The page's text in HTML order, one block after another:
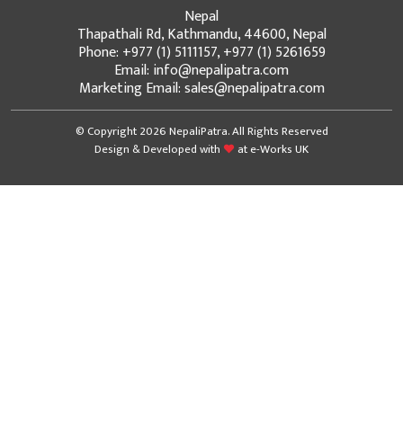
Nepal
Thapathali Rd, Kathmandu, 44600, Nepal
Phone: +977 (1) 5111157, +977 (1) 5261659
Email: info@nepalipatra.com
Marketing Email: sales@nepalipatra.com
© Copyright 2026 NepaliPatra. All Rights Reserved
Design & Developed with
ate-Works UK